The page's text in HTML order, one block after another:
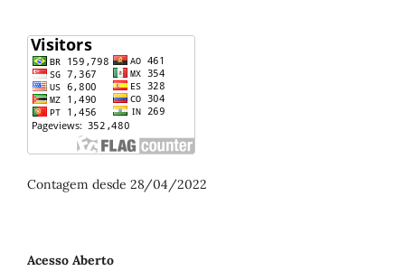
Contagem desde 28/04/2022
Acesso Aberto